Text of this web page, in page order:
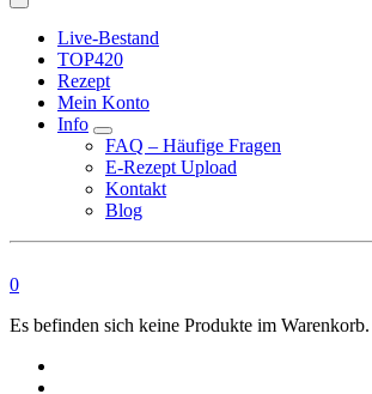
Live-Bestand
TOP420
Rezept
Mein Konto
Info
FAQ – Häufige Fragen
E-Rezept Upload
Kontakt
Blog
0
Es befinden sich keine Produkte im Warenkorb.